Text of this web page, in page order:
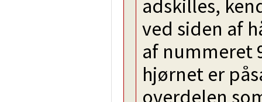
adskilles,
ved siden af
af nummeret
hjørnet er
overdelen